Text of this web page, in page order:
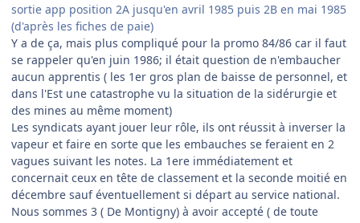
sortie app position 2A jusqu'en avril 1985 puis 2B en mai 1985
(d'après les fiches de paie)
Y a de ça, mais plus compliqué pour la promo 84/86 car il faut
se rappeler qu'en juin 1986; il était question de n'embaucher
aucun apprentis ( les 1er gros plan de baisse de personnel, et
dans l'Est une catastrophe vu la situation de la sidérurgie et
des mines au même moment)
Les syndicats ayant jouer leur rôle, ils ont réussit à inverser la
vapeur et faire en sorte que les embauches se feraient en 2
vagues suivant les notes. La 1ere immédiatement et
concernait ceux en tête de classement et la seconde moitié en
décembre sauf éventuellement si départ au service national.
Nous sommes 3 ( De Montigny) à avoir accepté ( de toute